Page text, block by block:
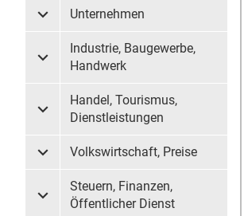
Untermenü Unternehmen
Unternehmen
Untermenü Industrie, Baugewerbe,
Industrie, Baugewerbe,
Handwerk
Untermenü Handel, Tourismus,
Handel, Tourismus,
Dienstleistungen
Untermenü Volkswirtschaft, Preise
Volkswirtschaft, Preise
Untermenü Steuern, Finanzen,
Steuern, Finanzen,
Öffentlicher Dienst